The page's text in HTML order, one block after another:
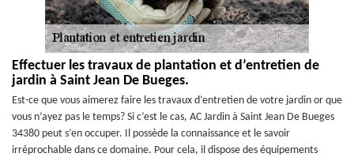
Effectuer les travaux de plantation et d’entretien de
jardin à Saint Jean De Bueges.
Est-ce que vous aimerez faire les travaux d’entretien de votre jardin or que
vous n’ayez pas le temps? Si c’est le cas, AC Jardin à Saint Jean De Bueges
34380 peut s’en occuper. Il possède la connaissance et le savoir
irréprochable dans ce domaine. Pour cela, il dispose des équipements